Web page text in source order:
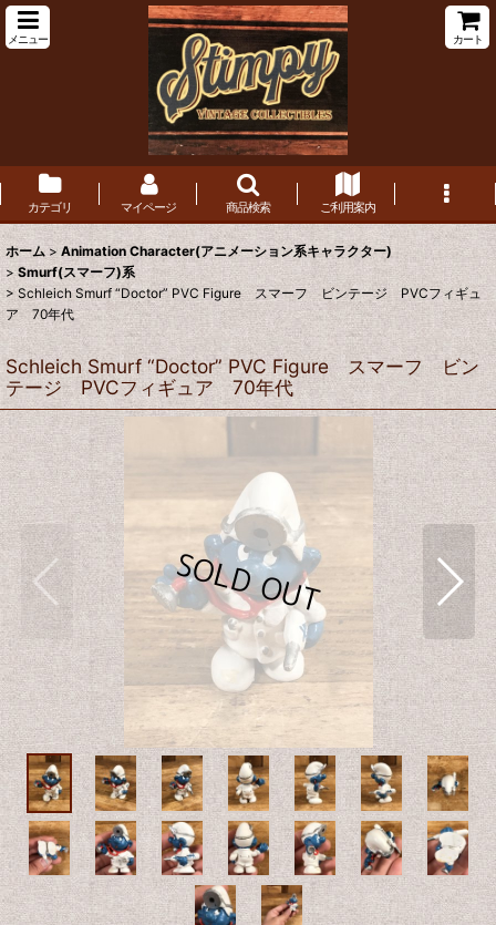
メニュー カート
カテゴリ マイページ 商品検索 ご利用案内
ホーム > Animation Character(アニメーション系キャラクター)
> Smurf(スマーフ)系
> Schleich Smurf “Doctor” PVC Figure スマーフ ビンテージ PVCフィギュ
ア 70年代
Schleich Smurf “Doctor” PVC Figure スマーフ ビン
テージ PVCフィギュア 70年代